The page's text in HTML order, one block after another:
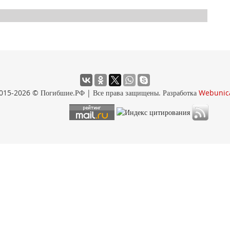
2026 © Погибшие.РФ | Все права защищены. Разработка